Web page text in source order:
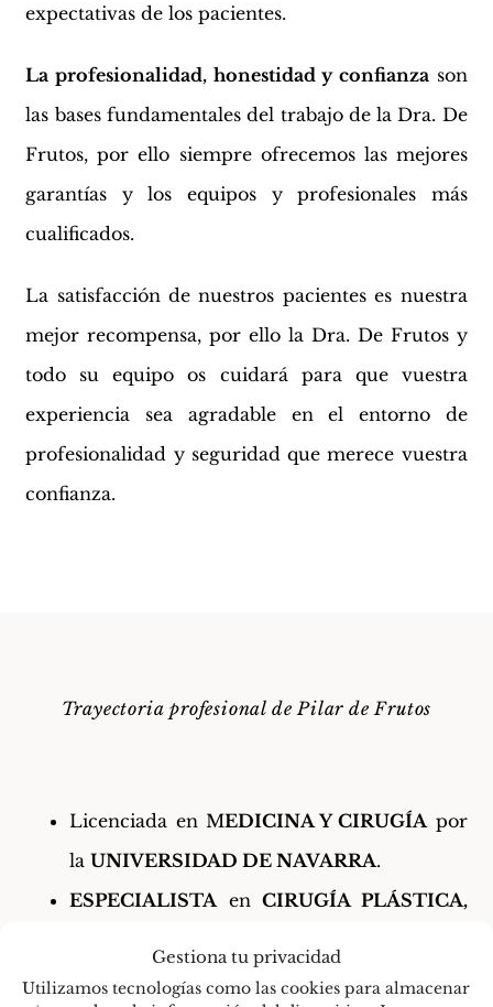
Gestiona tu privacidad
Utilizamos tecnologías como las cookies para almacenar
expectativas de los pacientes.
La profesionalidad, honestidad y confianza son
las bases fundamentales del trabajo de la Dra. De
Frutos, por ello siempre ofrecemos las mejores
garantías y los equipos y profesionales más
cualificados.
La satisfacción de nuestros pacientes es nuestra
mejor recompensa, por ello la Dra. De Frutos y
todo su equipo os cuidará para que vuestra
experiencia sea agradable en el entorno de
profesionalidad y seguridad que merece vuestra
confianza.
Trayectoria profesional de Pilar de Frutos
Licenciada en MEDICINA Y CIRUGÍA por
laUNIVERSIDAD DE NAVARRA.
ESPECIALISTA enCIRUGÍA PLÁSTICA,
siendo laCirujana Plástica #1 en la prueba